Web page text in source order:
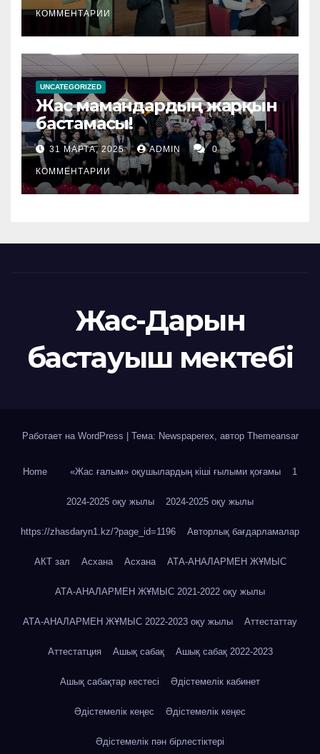
КОММЕНТАРИИ
UNCATEGORIZED
Жас мамандардың жарқын
бастамасы!
31 МАРТА, 2025 ADMIN 0
КОММЕНТАРИИ
Жас-Дарын
бастауыш мектебі
Работает на WordPress Тема: Newspaperex, автор Themeansar
Home «Жас ғалым» оқушылардың кіші ғылыми қоғамы 1
2024-2025 оқу жылы 2024-2025 оқу жылы
https://zhasdaryn1.kz/?page_id=1196 Авторлық бағдарламалар
АКТ зал Асхана Асхана АТА-АНАЛАРМЕН ЖҰМЫС
АТА-АНАЛАРМЕН ЖҰМЫС 2021-2022 оқу жылы
АТА-АНАЛАРМЕН ЖҰМЫС 2022-2023 оқу жылы Аттестаттау
Аттестатция Ашық сабақ Ашық сабақ 2022-2023
Ашық сабақтар кестесі Әдістемелік кабинет
Әдістемелік кеңес Әдістемелік кеңес
Әдістемелік пән бірлестіктері